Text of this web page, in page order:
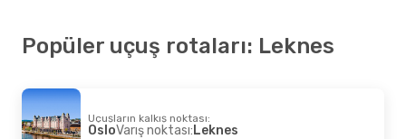
Popüler uçuş rotaları: Leknes
Uçuşların kalkış noktası:
OsloVarış noktası:Leknes